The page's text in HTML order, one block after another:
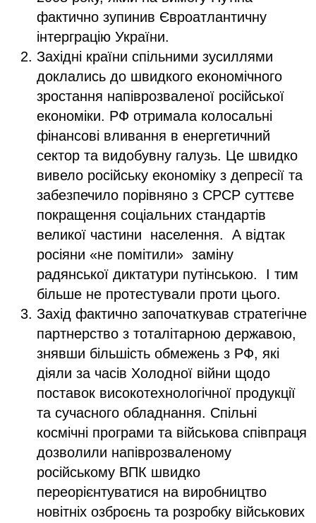
фактично зупинив Євроатлантичну
інтерграцію України.
Західні країни спільними зусиллями
доклались до швидкого економічного
зростання напіврозваленої російської
економіки. РФ отримала колосальні
фінансові вливання в енергетичний
сектор та видобувну галузь. Це швидко
вивело російську економіку з депресії та
забезпечило порівняно з СРСР суттєве
покращення соціальних стандартів
великої частини населення. А відтак
росіяни «не помітили» заміну
радянської диктатури путінською. І тим
більше не протестували проти цього.
Захід фактично започаткував стратегічне
партнерство з тоталітарною державою,
знявши більшість обмежень з РФ, які
діяли за часів Холодної війни щодо
поставок високотехнологічної продукції
та сучасного обладнання. Спільні
космічні програми та військова співпраця
дозволили напіврозваленому
російському ВПК швидко
переорієнтуватися на виробництво
новітніх озброєнь та розробку військових